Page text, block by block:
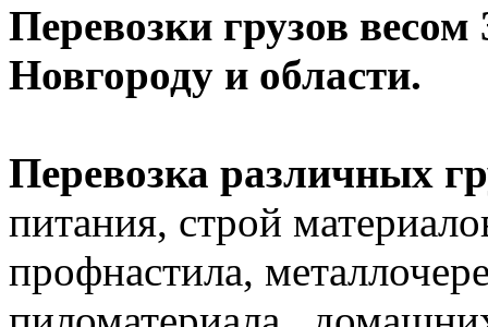
Перевозки грузов
Новгороду и области.
Перевозка различных
питания, строй
профнастила,